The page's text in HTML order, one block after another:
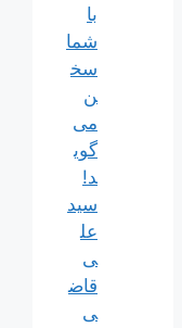
با
شما
سخ
ن
می‌
گوی
د!
سید
عل
ی
قاض
ی